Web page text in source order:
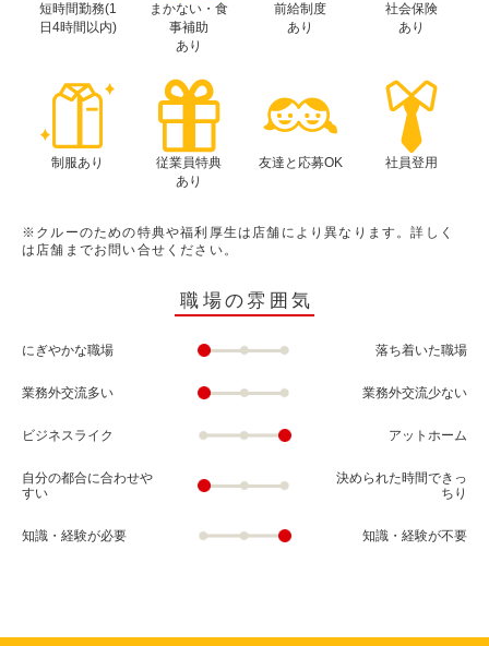
短時間勤務(1
日4時間以内)
まかない・食
事補助
あり
前給制度
あり
社会保険
あり
制服あり
従業員特典
あり
友達と応募OK 社員登用
※クルーのための特典や福利厚生は店舗により異なります。詳しく
は店舗までお問い合せください。
職場の雰囲気
にぎやかな職場 落ち着いた職場
業務外交流多い 業務外交流少ない
ビジネスライク アットホーム
自分の都合に合わせや
すい
決められた時間できっ
ちり
知識・経験が必要 知識・経験が不要